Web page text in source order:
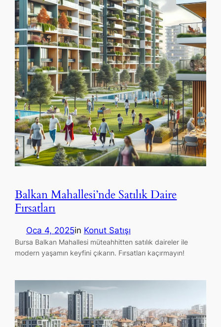
Balkan Mahallesi’nde Satılık Daire
Fırsatları
Oca 4, 2025in Konut Satışı
Bursa Balkan Mahallesi müteahhitten satılık daireler ile
modern yaşamın keyfini çıkarın. Fırsatları kaçırmayın!